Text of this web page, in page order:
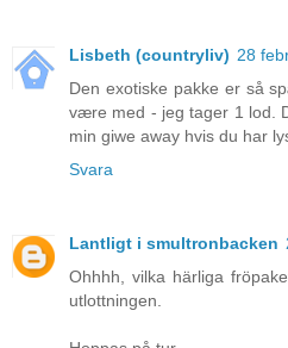
Lisbeth (countryliv) 28
Den exotiske pakke er så
være med - jeg tager 1 lod.
min giwe away hvis du har
Svara
Lantligt i smultronbacken
Ohhhh, vilka härliga
utlottningen.